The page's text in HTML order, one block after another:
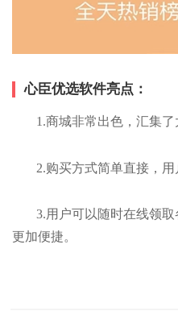
心臣优选软件亮点：
1.商城非常出色，汇集了
2.购买方式简单直接，用
3.用户可以随时在线领
更加便捷。